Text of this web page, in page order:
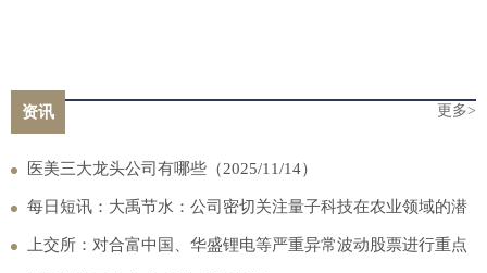
资讯 更多>
医美三大龙头公司有哪些（2025/11/14）
每日短讯：大禹节水：公司密切关注量子科技在农业领域的潜
在应用
上交所：对合富中国、华盛锂电等严重异常波动股票进行重点